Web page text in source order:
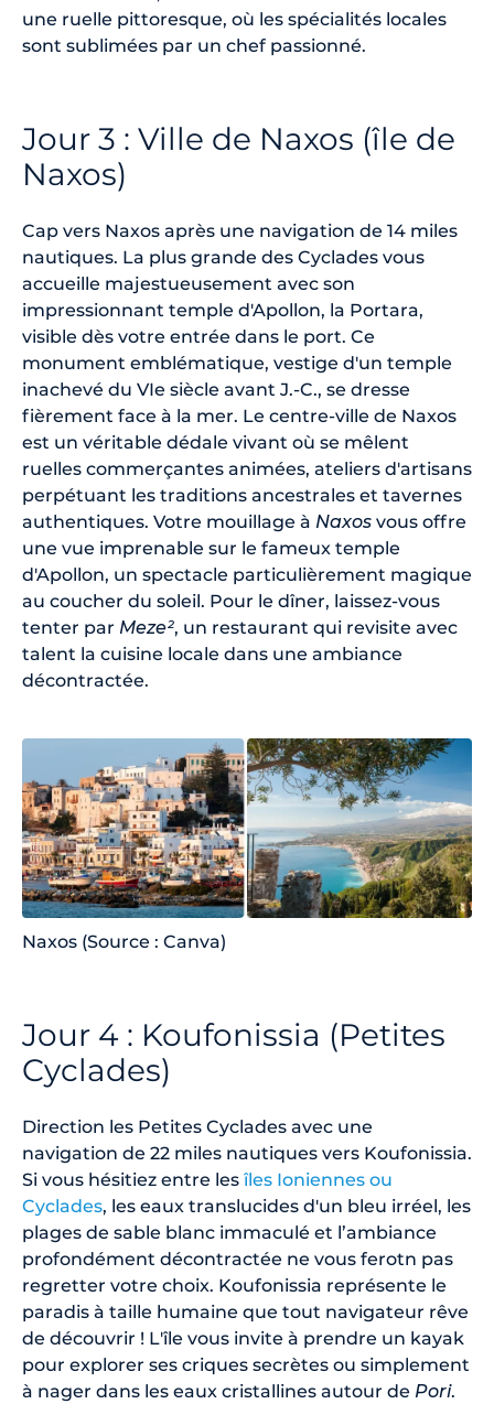
une ruelle pittoresque, où les spécialités locales
sont sublimées par un chef passionné.
Jour 3 : Ville de Naxos (île de
Naxos)
Cap vers Naxos après une navigation de 14 miles
nautiques. La plus grande des Cyclades vous
accueille majestueusement avec son
impressionnant temple d'Apollon, la Portara,
visible dès votre entrée dans le port. Ce
monument emblématique, vestige d'un temple
inachevé du VIe siècle avant J.-C., se dresse
fièrement face à la mer. Le centre-ville de Naxos
est un véritable dédale vivant où se mêlent
ruelles commerçantes animées, ateliers d'artisans
perpétuant les traditions ancestrales et tavernes
authentiques. Votre mouillage à Naxos vous offre
une vue imprenable sur le fameux temple
d'Apollon, un spectacle particulièrement magique
au coucher du soleil. Pour le dîner, laissez-vous
tenter par Meze², un restaurant qui revisite avec
talent la cuisine locale dans une ambiance
décontractée.
Naxos (Source : Canva)
Jour 4 : Koufonissia (Petites
Cyclades)
Direction les Petites Cyclades avec une
navigation de 22 miles nautiques vers Koufonissia.
Si vous hésitiez entre les îles Ioniennes ou
Cyclades, les eaux translucides d'un bleu irréel, les
plages de sable blanc immaculé et l’ambiance
profondément décontractée ne vous ferotn pas
regretter votre choix. Koufonissia représente le
paradis à taille humaine que tout navigateur rêve
de découvrir ! L'île vous invite à prendre un kayak
pour explorer ses criques secrètes ou simplement
à nager dans les eaux cristallines autour de Pori.